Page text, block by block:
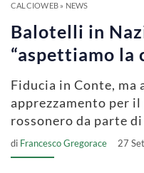
CALCIOWEB» NEWS
Balotelli in
“aspettiamo la
Fiducia in Conte, ma
apprezzamento per
rossonero da parte
di Francesco Gregorace 27